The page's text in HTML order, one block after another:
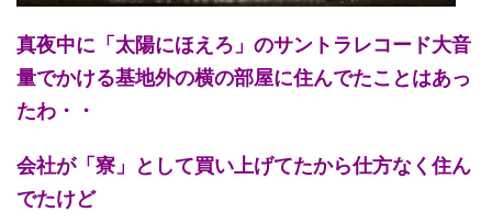
真夜中に「太陽にほえろ」のサントラレコード大音
量でかける基地外の横の部屋に住んでたことはあっ
たわ・・
会社が「寮」として買い上げてたから仕方なく住ん
でたけど